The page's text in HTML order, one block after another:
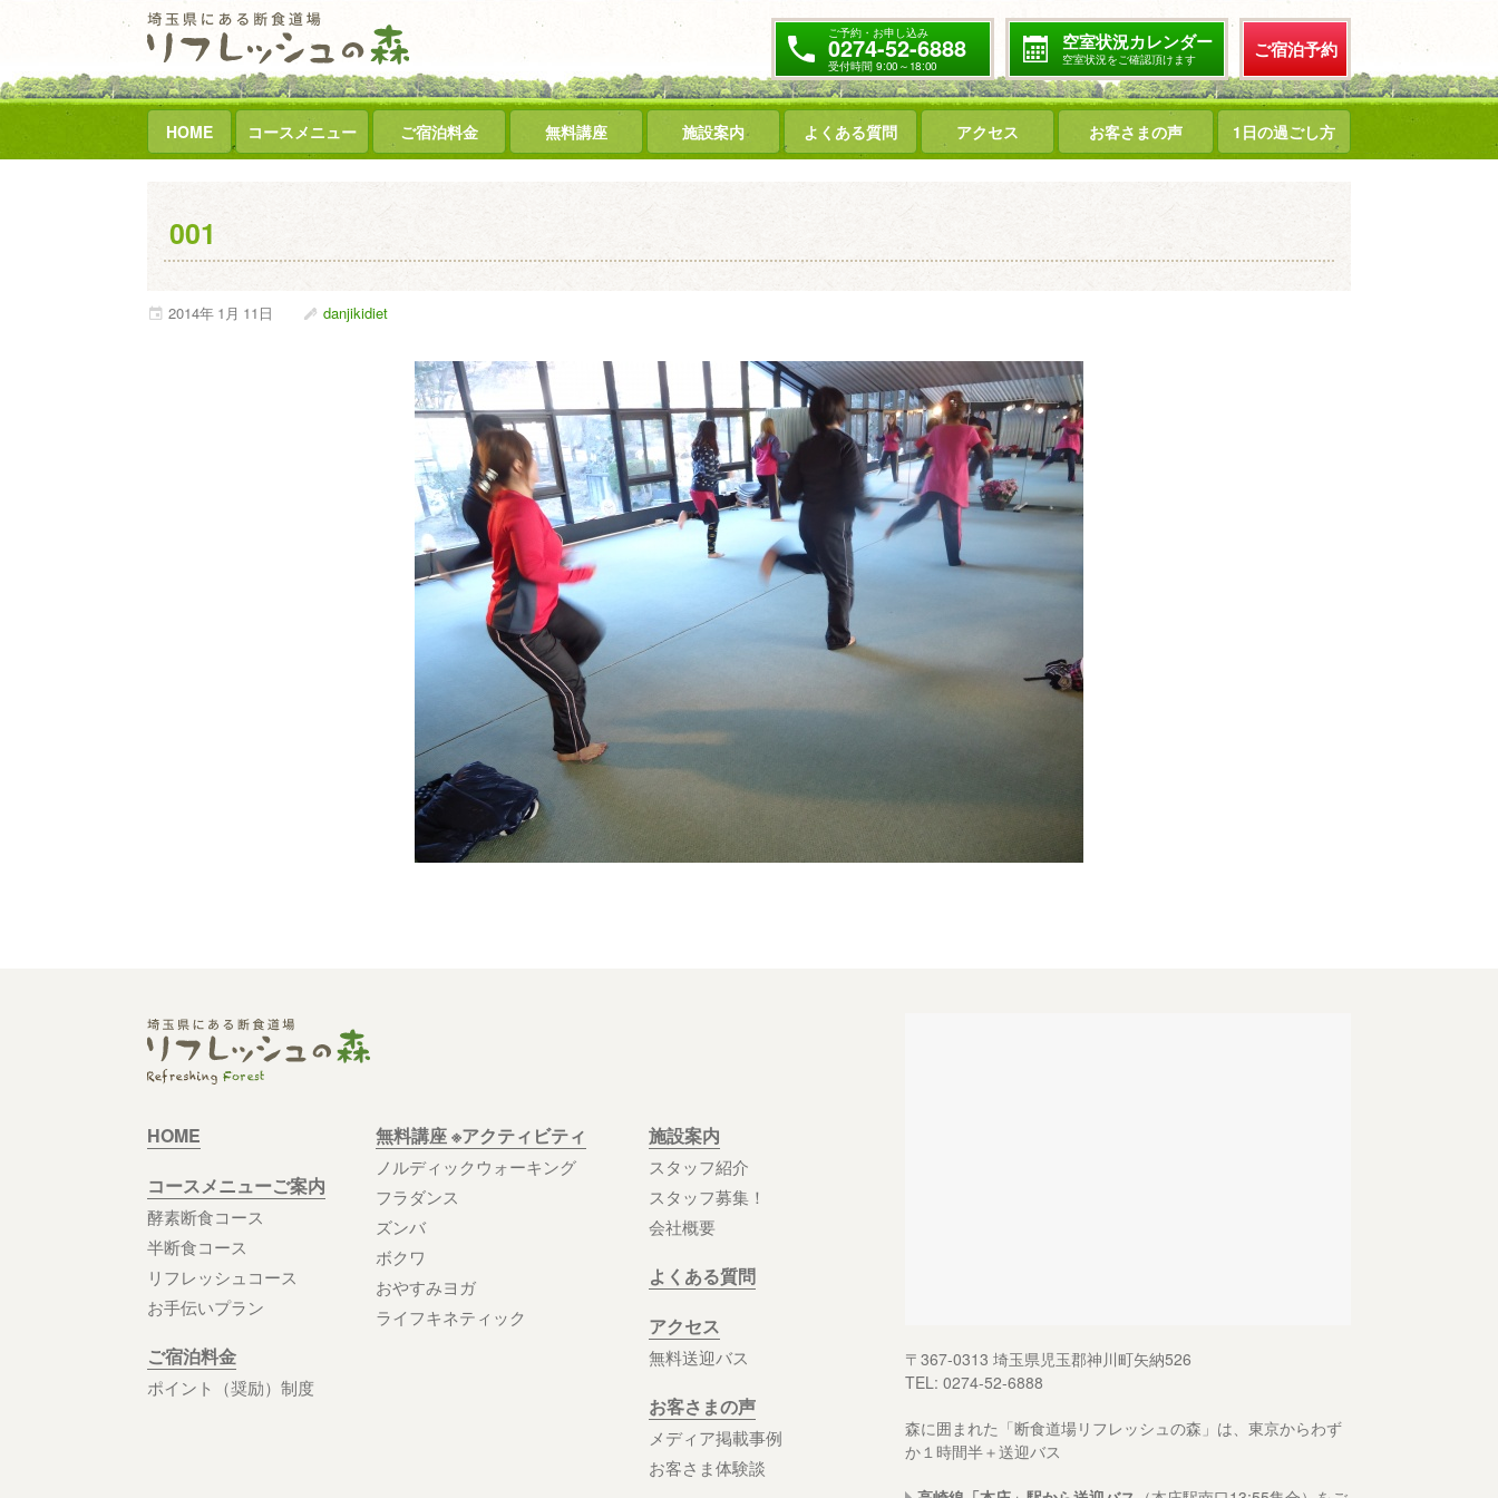
ご予約・お申し込み
0274-52-6888
受付時間 9:00～18:00
空室状況カレンダー
空室状況をご確認頂けます ご宿泊予約
HOME コースメニュー ご宿泊料金 無料講座 施設案内 よくある質問 アクセス お客さまの声 1日の過ごし方
001
2014年 1月 11日 danjikidiet
HOME
コースメニューご案内
酵素断食コース
半断食コース
リフレッシュコース
お手伝いプラン
ご宿泊料金
ポイント（奨励）制度
無料講座 ※アクティビティ
ノルディックウォーキング
フラダンス
ズンバ
ボクワ
おやすみヨガ
ライフキネティック
施設案内
スタッフ紹介
スタッフ募集！
会社概要
よくある質問
アクセス
無料送迎バス
お客さまの声
メディア掲載事例
お客さま体験談
〒367-0313 埼玉県児玉郡神川町矢納526
TEL: 0274-52-6888
森に囲まれた「断食道場リフレッシュの森」は、東京からわず
か１時間半＋送迎バス